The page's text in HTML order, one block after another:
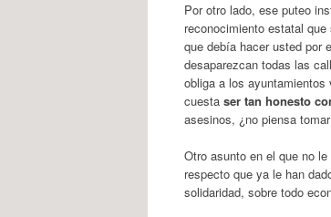
Por otro lado, ese puteo
reconocimiento estatal que
que debía hacer usted por
desaparezcan todas las
obliga a los
cuesta ser tan honesto
asesinos, ¿no piensa
Otro asunto en el que no
respecto que ya le han
solidaridad, sobre todo